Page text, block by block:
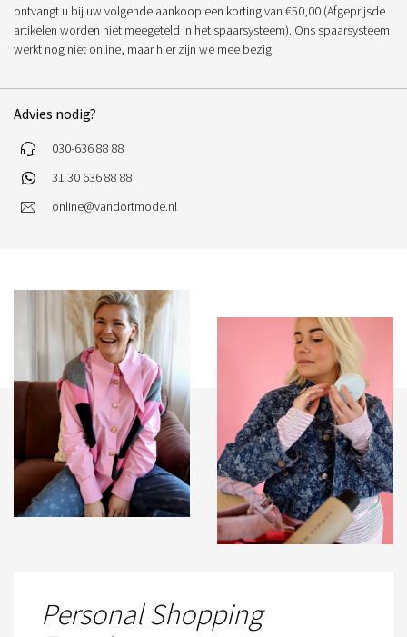
ontvangt u bij uw volgende aankoop een korting van €50,00 (Afgeprijsde
artikelen worden niet meegeteld in het spaarsysteem). Ons spaarsysteem
werkt nog niet online, maar hier zijn we mee bezig.
Advies nodig?
030-636 88 88
31 30 636 88 88
online@vandortmode.nl
Personal Shopping